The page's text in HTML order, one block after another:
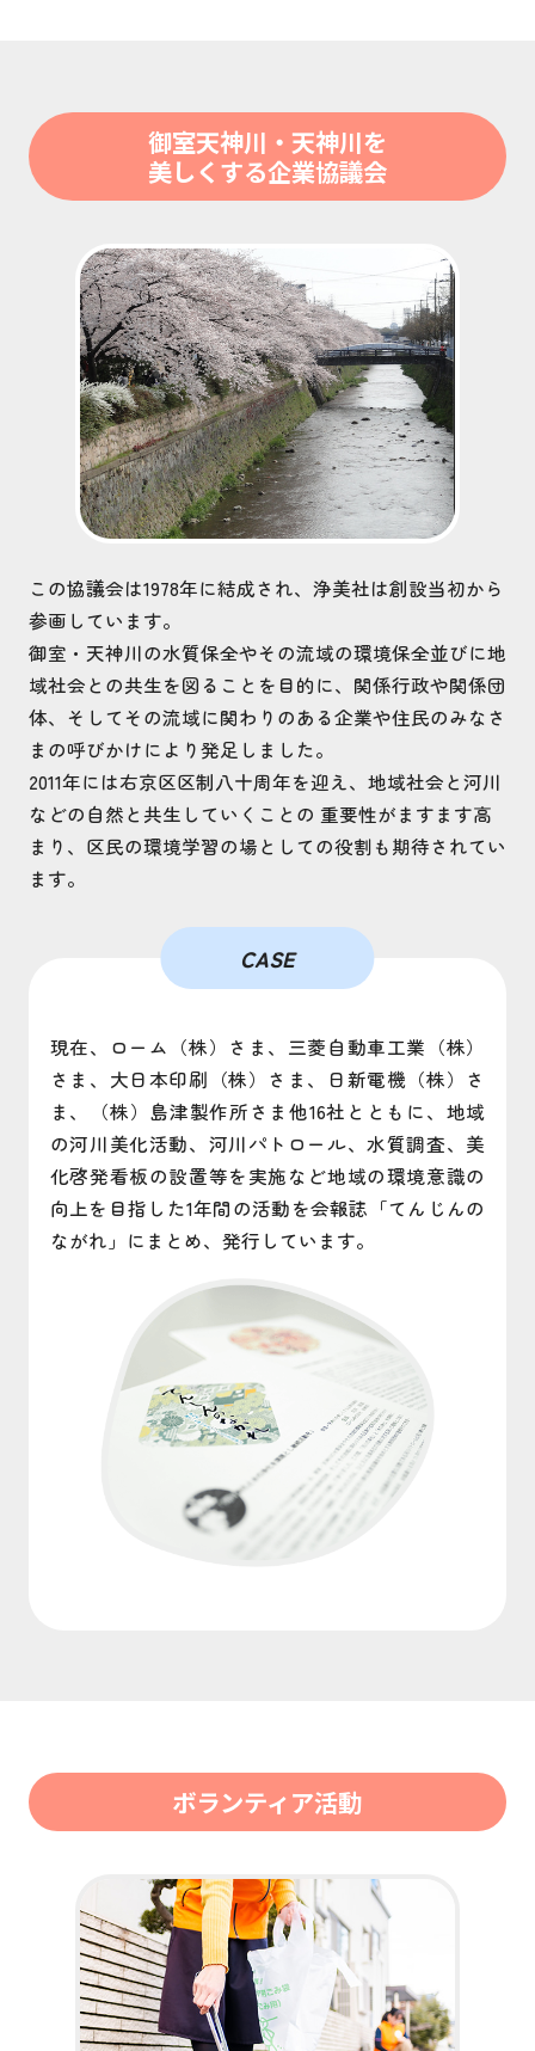
御室天神川・天神川を
美しくする企業協議会
この協議会は1978年に結成され、浄美社は創設当初から
参画しています。
御室・天神川の水質保全やその流域の環境保全並びに地
域社会との共生を図ることを目的に、関係行政や関係団
体、そしてその流域に関わりのある企業や住民のみなさ
まの呼びかけにより発足しました。
2011年には右京区区制八十周年を迎え、地域社会と河川
などの自然と共生していくことの 重要性がますます高
まり、区民の環境学習の場としての役割も期待されてい
ます。
CASE
現在、ローム（株）さま、三菱自動車工業（株）
さま、大日本印刷（株）さま、日新電機（株）さ
ま、（株）島津製作所さま他16社とともに、地域
の河川美化活動、河川パトロール、水質調査、美
化啓発看板の設置等を実施など地域の環境意識の
向上を目指した1年間の活動を会報誌「てんじんの
ながれ」にまとめ、発行しています。
ボランティア活動